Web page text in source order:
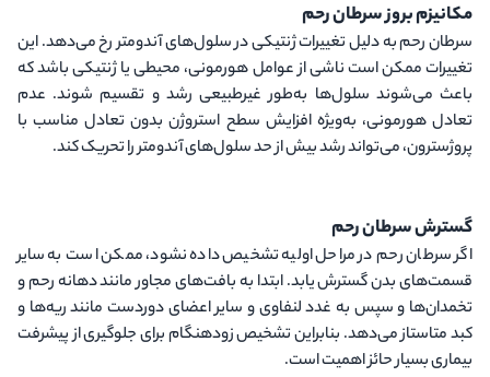
مکانیزم بروز سرطان رحم
سرطان رحم به دلیل تغییرات ژنتیکی در سلول‌های آندومتر رخ می‌دهد. این
تغییرات ممکن است ناشی از عوامل هورمونی، محیطی یا ژنتیکی باشد که
باعث می‌شوند سلول‌ها به‌طور غیرطبیعی رشد و تقسیم شوند. عدم
تعادل هورمونی، به‌ویژه افزایش سطح استروژن بدون تعادل مناسب با
پروژسترون، می‌تواند رشد بیش‌ از حد سلول‌های آندومتر را تحریک کند.
گسترش سرطان رحم
اگر سرطان رحم در مراحل اولیه تشخیص داده نشود، ممکن است به سایر
قسمت‌های بدن گسترش یابد. ابتدا به بافت‌های مجاور مانند دهانه رحم و
تخمدان‌ها و سپس به غدد لنفاوی و سایر اعضای دوردست مانند ریه‌ها و
کبد متاستاز می‌دهد. بنابراین تشخیص زودهنگام برای جلوگیری از پیشرفت
بیماری بسیار حائز اهمیت است.